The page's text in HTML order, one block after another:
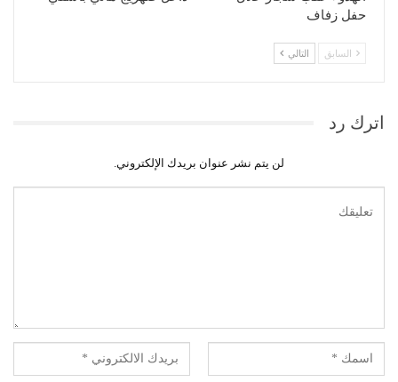
حفل زفاف
السابق التالي
اترك رد
لن يتم نشر عنوان بريدك الإلكتروني.